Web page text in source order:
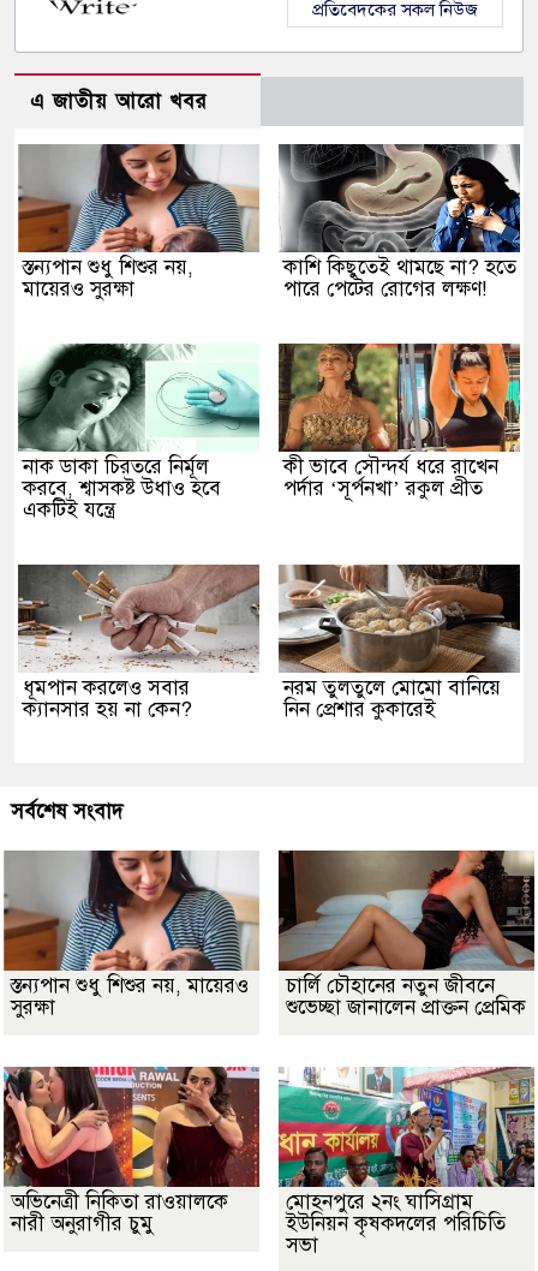
প্রতিবেদকের সকল নিউজ
এ জাতীয় আরো খবর
স্তন্যপান শুধু শিশুর নয়,
মায়েরও সুরক্ষা
কাশি কিছুতেই থামছে না? হতে
পারে পেটের রোগের লক্ষণ!
নাক ডাকা চিরতরে নির্মূল
করবে, শ্বাসকষ্ট উধাও হবে
একটিই যন্ত্রে
কী ভাবে সৌন্দর্য ধরে রাখেন
পর্দার ‘সূর্পনখা’ রকুল প্রীত
ধূমপান করলেও সবার
ক্যানসার হয় না কেন?
নরম তুলতুলে মোমো বানিয়ে
নিন প্রেশার কুকারেই
সর্বশেষ সংবাদ
স্তন্যপান শুধু শিশুর নয়, মায়েরও
সুরক্ষা
চার্লি চৌহানের নতুন জীবনে
শুভেচ্ছা জানালেন প্রাক্তন প্রেমিক
অভিনেত্রী নিকিতা রাওয়ালকে
নারী অনুরাগীর চুমু
মোহনপুরে ২নং ঘাসিগ্রাম
ইউনিয়ন কৃষকদলের পরিচিতি
সভা